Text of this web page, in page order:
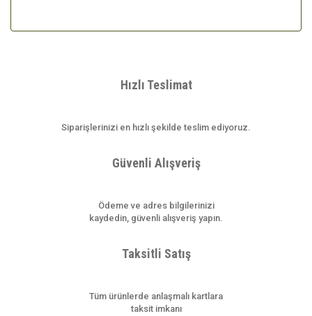
Hızlı Teslimat
Siparişlerinizi en hızlı şekilde teslim ediyoruz.
Güvenli Alışveriş
Ödeme ve adres bilgilerinizi
kaydedin, güvenli alışveriş yapın.
Taksitli Satış
Tüm ürünlerde anlaşmalı kartlara
taksit imkanı